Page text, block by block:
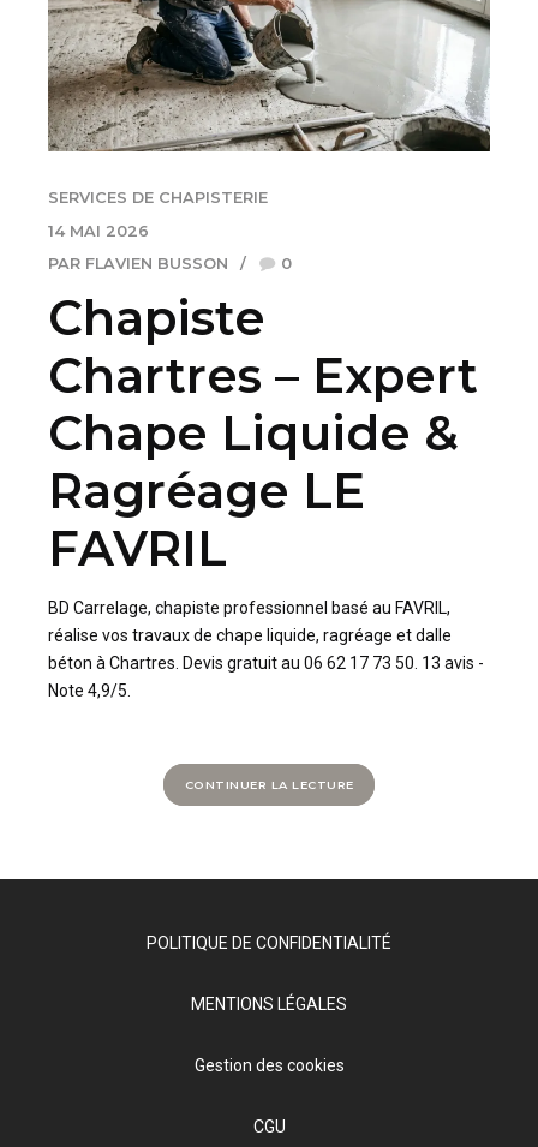
SERVICES DE CHAPISTERIE
14 MAI 2026
PAR FLAVIEN BUSSON
0
Chapiste
Chartres – Expert
Chape Liquide &
Ragréage LE
FAVRIL
BD Carrelage, chapiste professionnel basé au FAVRIL,
réalise vos travaux de chape liquide, ragréage et dalle
béton à Chartres. Devis gratuit au 06 62 17 73 50. 13 avis -
Note 4,9/5.
CONTINUER LA LECTURE
POLITIQUE DE CONFIDENTIALITÉ
MENTIONS LÉGALES
Gestion des cookies
CGU